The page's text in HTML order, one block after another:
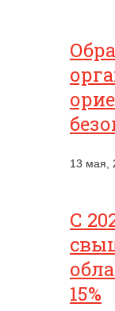
13 мая,
С
15%